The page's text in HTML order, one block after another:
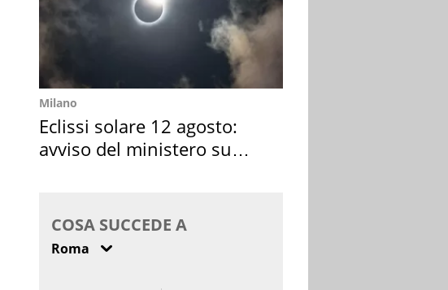
Milano
Eclissi solare 12 agosto:
avviso del ministero su